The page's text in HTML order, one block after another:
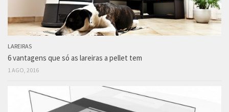
LAREIRAS
6 vantagens que só as lareiras a pellet tem
1 AGO, 2016